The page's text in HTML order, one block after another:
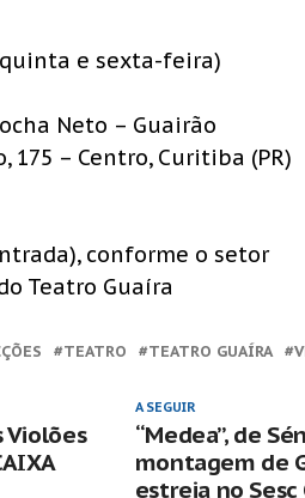
e sexta-feira)
Neto – Guairão
175 – Centro, Curitiba (PR)
conforme o setor
Teatro Guaíra
TEATRO TEATRO GUAÍRA
A SEGUIR
“Medea”, de
montagem de
estreia no Sesc
Violões